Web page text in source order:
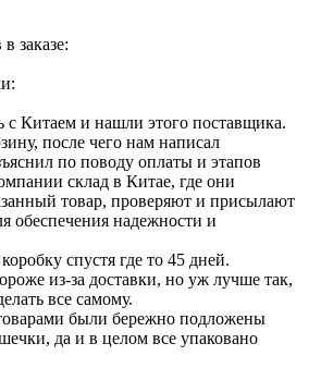
заказе:
с Китаем и нашли этого поставщика.
после чего нам написал
по поводу оплаты и этапов
склад в Китае, где они
товар, проверяют и присылают
обеспечения надежности и
спустя где то 45 дней.
из-за доставки, но уж лучше так,
все самому.
были бережно подложены
да и в целом все упаковано